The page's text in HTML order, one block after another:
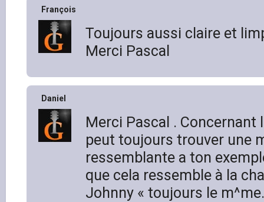
François
Toujours aussi claire et
Merci Pascal
Daniel
Merci Pascal . Concernant
peut toujours trouver une
ressemblante a ton
que cela ressemble à la
Johnny « toujours le